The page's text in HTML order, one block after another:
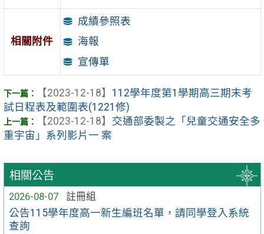
相關公告
2026-08-07
註冊組
公告115學年度高一新生編班名單，請同學登入系統
查詢
相關附件
成績參照表
海報
宣傳單
【2023-12-18】 112學年度第1學期高三期末考
試日程表及範圍表(1221修)
【2023-12-18】 交通部委製之「兒童交通安全多
重宇宙」系列影片一 案